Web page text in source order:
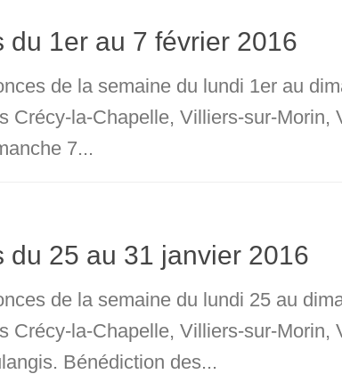
du 1er au 7 février 2016
de la semaine du lundi 1er au
Crécy-la-Chapelle, Villiers-sur-
7...
du 25 au 31 janvier 2016
de la semaine du lundi 25 au
Crécy-la-Chapelle, Villiers-sur-
Bénédiction des...